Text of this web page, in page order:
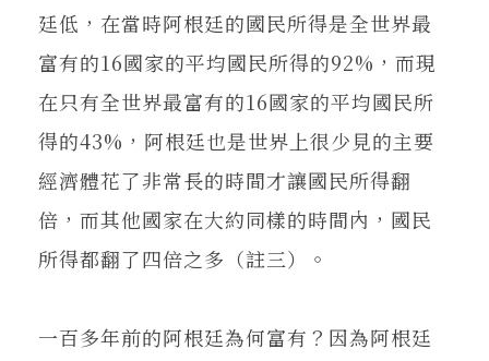
廷低，在當時阿根廷的國民所得是全世界最
富有的16國家的平均國民所得的92%，而現
在只有全世界最富有的16國家的平均國民所
得的43%，阿根廷也是世界上很少見的主要
經濟體花了非常長的時間才讓國民所得翻
倍，而其他國家在大約同樣的時間內，國民
所得都翻了四倍之多（註三）。
一百多年前的阿根廷為何富有？因為阿根廷